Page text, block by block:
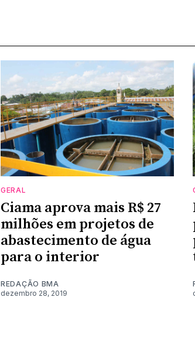
GERAL
Ciama aprova mais R$ 27
milhões em projetos de
abastecimento de água
para o interior
REDAÇÃO BMA
dezembro 28, 2019